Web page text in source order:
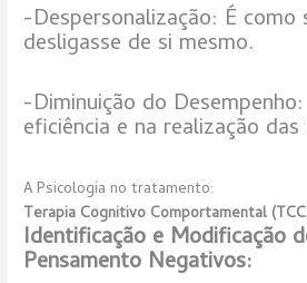
-Despersonalização: É como
desligasse de si mesmo.
-Diminuição do
eficiência e na realização
A Psicologia no tratamento:
Terapia Cognitivo Comportamental
Identificação e Modificação
Pensamento Negativos: